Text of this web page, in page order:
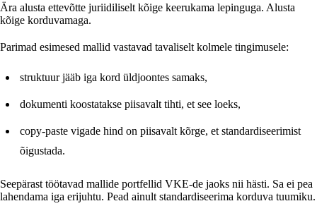
Ära alusta ettevõtte juriidiliselt kõige keerukama lepinguga. Alusta
kõige korduvamaga.
Parimad esimesed mallid vastavad tavaliselt kolmele tingimusele:
struktuur jääb iga kord üldjoontes samaks,
dokumenti koostatakse piisavalt tihti, et see loeks,
copy-paste vigade hind on piisavalt kõrge, et standardiseerimist
õigustada.
Seepärast töötavad mallide portfellid VKE-de jaoks nii hästi. Sa ei pea
lahendama iga erijuhtu. Pead ainult standardiseerima korduva tuumiku.